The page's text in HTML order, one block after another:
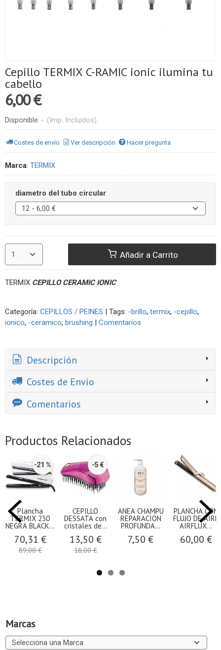
Marcas
Cepillo TERMIX C-RAMIC ionic ilumina tu
cabello
6,00 €
Disponible - (Imp. Incluidos)
Costes de envío Ver descripción Hacer pregunta
Marca: TERMIX
diametro del tubo circular
Añadir a Carrito
TERMIX CEPILLO CERAMIC IONIC
Categoría: CEPILLOS / PEINES | Tags: -brillo termix -cepillo
ionico -ceramico brushing | Comentarios
Descripción
Costes de Envío
Comentarios
Productos Relacionados
-21 %
Plancha
TERMIX 230
NEGRA BLACK...
70,31 €
89,00 €
-5 €
CEPILLO
DESSATA con
cristales de...
13,50 €
18,00 €
ANEA CHAMPU
REPARACION
PROFUNDA...
7,50 €
PLANCHA CON
FLUJO DE AIRE
AIRFLUX...
60,00 €